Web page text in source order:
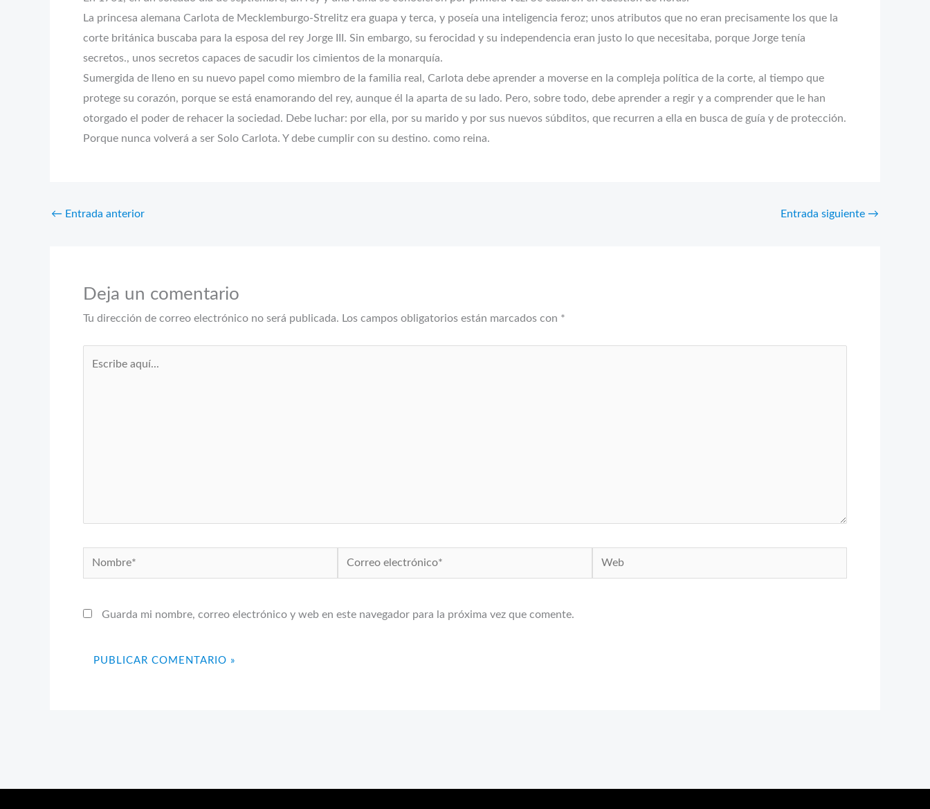
La princesa alemana Carlota de Mecklemburgo-Strelitz era guapa y terca, y poseía una inteligencia feroz; unos atributos que no eran precisamente los que la
corte británica buscaba para la esposa del rey Jorge III. Sin embargo, su ferocidad y su independencia eran justo lo que necesitaba, porque Jorge tenía
secretos., unos secretos capaces de sacudir los cimientos de la monarquía.
Sumergida de lleno en su nuevo papel como miembro de la familia real, Carlota debe aprender a moverse en la compleja política de la corte, al tiempo que
protege su corazón, porque se está enamorando del rey, aunque él la aparta de su lado. Pero, sobre todo, debe aprender a regir y a comprender que le han
otorgado el poder de rehacer la sociedad. Debe luchar: por ella, por su marido y por sus nuevos súbditos, que recurren a ella en busca de guía y de protección.
Porque nunca volverá a ser Solo Carlota. Y debe cumplir con su destino. como reina.
← Entrada anterior Entrada siguiente →
Deja un comentario
Tu dirección de correo electrónico no será publicada. Los campos obligatorios están marcados con *
Nombre*
Correo
electrónico*
Web
Guarda mi nombre, correo electrónico y web en este navegador para la próxima vez que comente.